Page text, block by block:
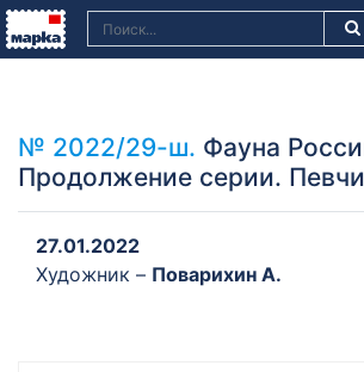
№ 2022/29-ш. Фауна
Продолжение серии.
27.01.2022
Художник – Поварихин А.